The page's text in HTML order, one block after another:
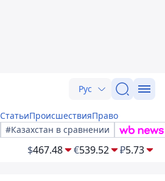
Рус
СтатьиПроисшествияПраво
#Казахстан в сравнении
$467.48 €539.52 ₽5.73